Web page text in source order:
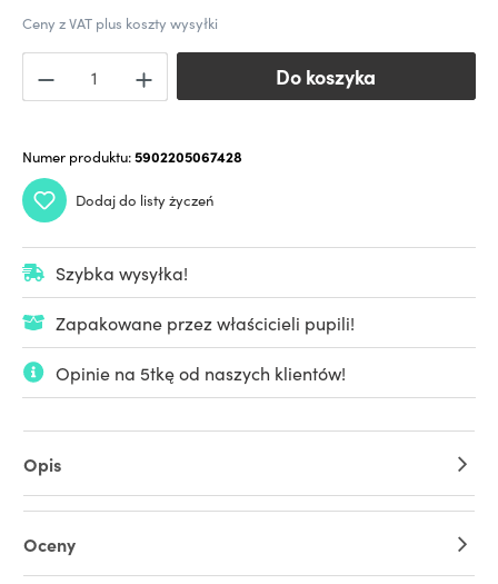
Ceny z VAT plus koszty wysyłki
Do koszyka
Do koszyka
Numer produktu:5902205067428
Dodaj do listy życzeń
Szybka wysyłka!
Zapakowane przez właścicieli pupili!
Opinie na 5tkę od naszych klientów!
Opis
Oceny